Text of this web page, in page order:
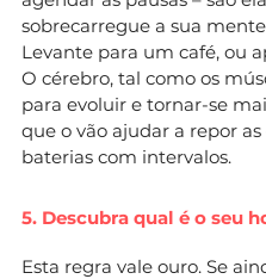
sobrecarregue a sua
Levante para um café, ou
O cérebro, tal como os
para evoluir e tornar-se
que o vão ajudar a repor
baterias com intervalos.
5. Descubra qual é o seu
Esta regra vale ouro. Se